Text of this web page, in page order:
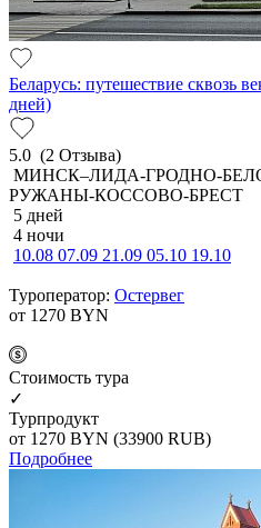
Беларусь: путешествие сквозь
дней)
5.0 (2 Отзыва)
МИНСК–ЛИДА-ГРОДНО-
РУЖАНЫ-КОССОВО-БРЕСТ
5 дней
4 ночи
10.08 07.09 21.09 05.10 19.10
Туроператор: Остервег
от 1270 BYN
Cтоимость тура
✓
Турпродукт
от 1270 BYN (33900 RUB)
Подробнее